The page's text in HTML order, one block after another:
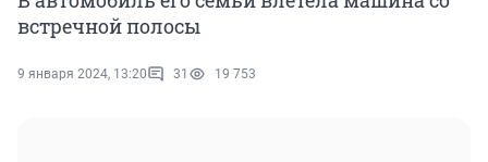
встречной полосы
9 января 2024, 13:20 31 19 753